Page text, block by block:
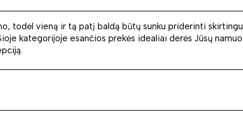
todėl vieną ir tą patį baldą būtų sunku priderinti
kategorijoje esančios prekės idealiai derės Jūsų